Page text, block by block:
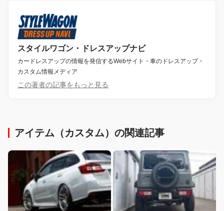
スタイルワゴン・ドレスアップナビ
カードレスアップの情報を発信するWebサイト・車のドレスアップ・
カスタム情報メディア
この著者の記事をもっと見る
アイテム（カスタム）の関連記事